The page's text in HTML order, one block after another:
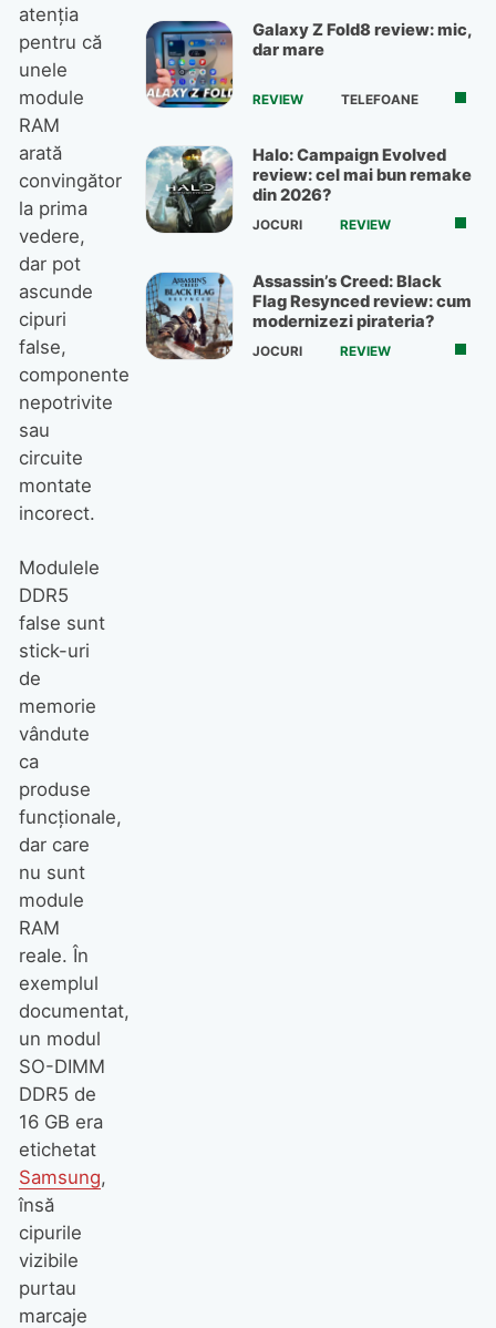
atenția
pentru că
unele
module
RAM
arată
convingător
la prima
vedere,
dar pot
ascunde
cipuri
false,
componente
nepotrivite
sau
circuite
montate
incorect.
Modulele
DDR5
false sunt
stick-uri
de
memorie
vândute
ca
produse
funcționale,
dar care
nu sunt
module
RAM
reale. În
exemplul
documentat,
un modul
SO-DIMM
DDR5 de
16 GB era
etichetat
Samsung,
însă
cipurile
vizibile
purtau
marcaje
Galaxy Z Fold8 review: mic,
dar mare
REVIEW TELEFOANE
Halo: Campaign Evolved
review: cel mai bun remake
din 2026?
JOCURI REVIEW
Assassin’s Creed: Black
Flag Resynced review: cum
modernizezi pirateria?
JOCURI REVIEW